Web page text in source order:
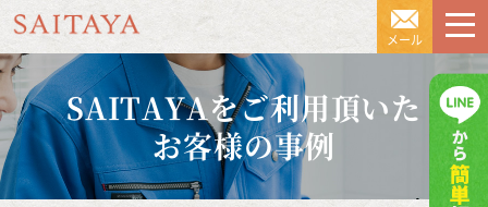
京都の遺品整理のSAITAYA（サイ
メール
SAITAYAをご利用頂いた
お客様の事例